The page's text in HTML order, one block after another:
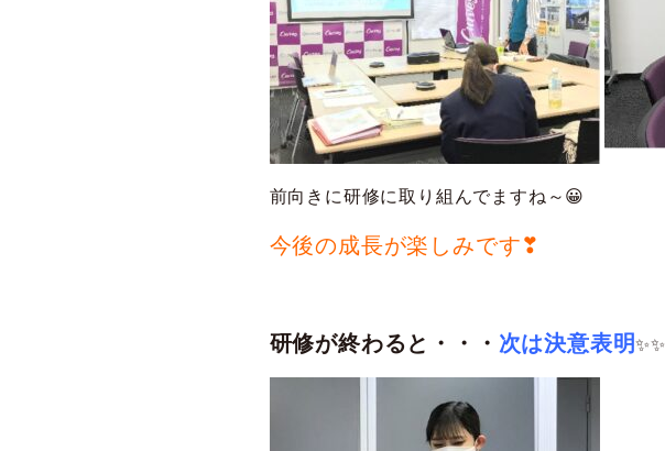
前向きに研修に取り組んでますね～😀
今後の成長が楽しみです❣
研修が終わると・・・ 次は決意表明✨✨